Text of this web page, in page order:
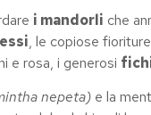
i mandorli che
, le copiose
e rosa, i generosi
nepeta) e la